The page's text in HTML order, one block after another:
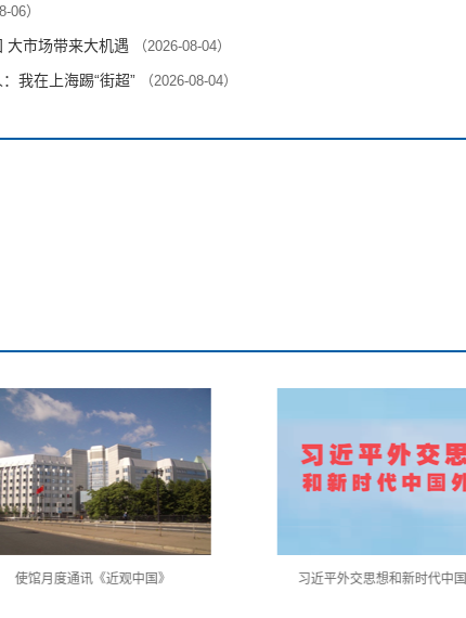
06）
大市场带来大机遇 （2026-08-04）
我在上海踢“街超” （2026-08-04）
习近平外交思想和新时代中国外交 习近平外交思想金句采撷